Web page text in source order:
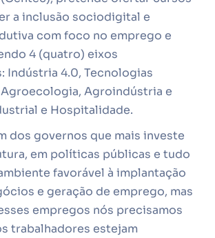
a inclusão sociodigital e
com foco no emprego e
4 (quatro) eixos
Indústria 4.0, Tecnologias
Agroindústria e
e Hospitalidade.
dos governos que mais investe
em políticas públicas e tudo
favorável à implantação
e geração de emprego, mas
empregos nós precisamos
trabalhadores estejam